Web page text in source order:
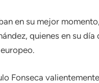
en su mejor
quienes en su
Fonseca